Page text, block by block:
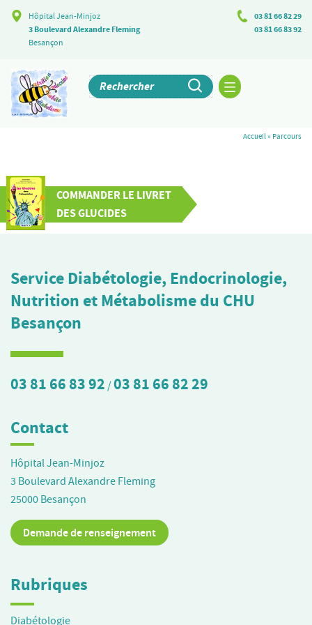
Hôpital Jean-Minjoz
3 Boulevard Alexandre Fleming
Besançon
03 81 66 82 29
03 81 66 83 92
Accueil» Parcours
COMMANDER LE LIVRET
DES GLUCIDES
Service Diabétologie, Endocrinologie,
Nutrition et Métabolisme du CHU
Besançon
03 81 66 83 92 /03 81 66 82 29
Contact
Hôpital Jean-Minjoz
3 Boulevard Alexandre Fleming
25000 Besançon
Demande de renseignement
Rubriques
Diabétologie